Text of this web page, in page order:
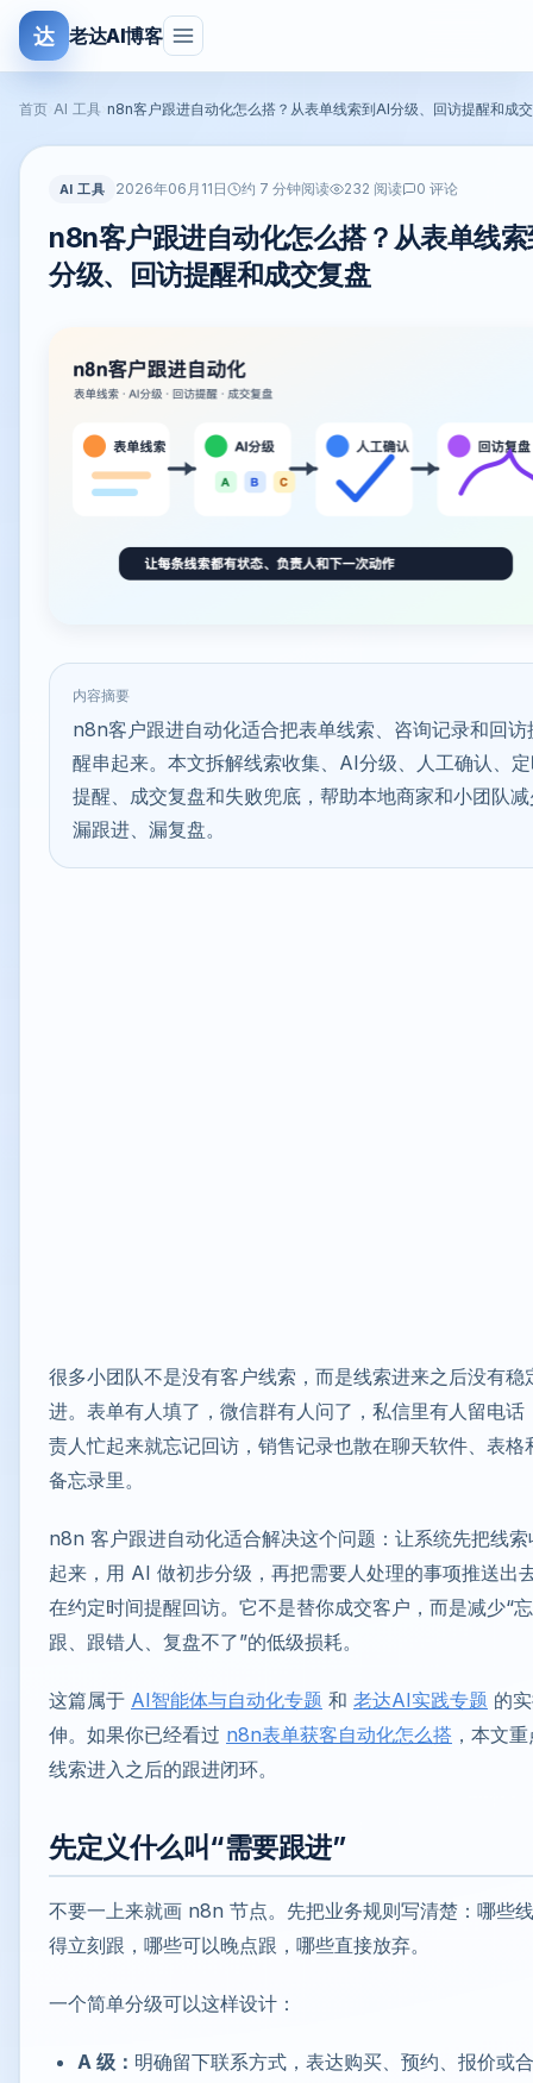
达 老达AI博客
首页 AI 工具 n8n客户跟进自动化怎么搭？从表单线索到AI分级、回访提醒和成
AI 工具 2026年06月11日 约 7 分钟阅读 232 阅读 0 评论
n8n客户跟进自动化怎么搭？从表单线
分级、回访提醒和成交复盘
内容摘要
n8n客户跟进自动化适合把表单线索、咨询记录和回访
醒串起来。本文拆解线索收集、AI分级、人工确认、
提醒、成交复盘和失败兜底，帮助本地商家和小团队
漏跟进、漏复盘。
很多小团队不是没有客户线索，而是线索进来之后没有稳
进。表单有人填了，微信群有人问了，私信里有人留电话
责人忙起来就忘记回访，销售记录也散在聊天软件、表格
备忘录里。
n8n 客户跟进自动化适合解决这个问题：让系统先把线索
起来，用 AI 做初步分级，再把需要人处理的事项推送出
在约定时间提醒回访。它不是替你成交客户，而是减少“
跟、跟错人、复盘不了”的低级损耗。
这篇属于 AI智能体与自动化专题 和 老达AI实践专题 的
伸。如果你已经看过 n8n表单获客自动化怎么搭 ，本文
线索进入之后的跟进闭环。
先定义什么叫“需要跟进”
不要一上来就画 n8n 节点。先把业务规则写清楚：哪些
得立刻跟，哪些可以晚点跟，哪些直接放弃。
一个简单分级可以这样设计：
A 级： 明确留下联系方式，表达购买、预约、报价或